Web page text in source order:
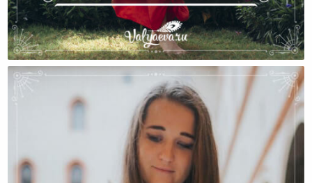
История Марафона